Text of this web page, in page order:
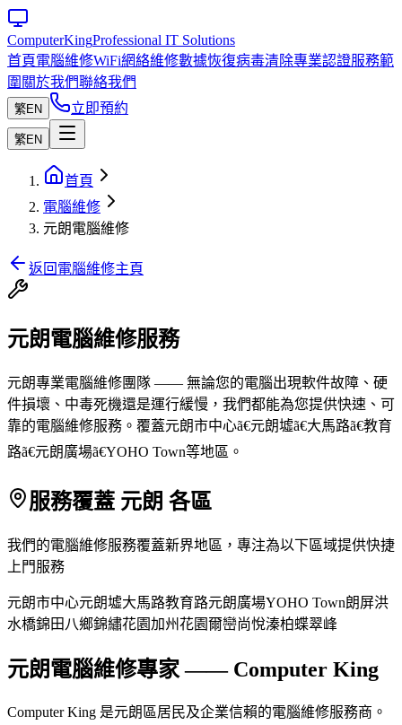
ComputerKingProfessional IT Solutions
首頁電腦維修WiFi網絡維修數據恢復病毒清除專業認證服務範
圍 關於我們聯絡我們
繁EN 立即預約
繁EN
首頁
電腦維修
元朗電腦維修
返回電腦維修主頁
元朗電腦維修服務
元朗專業電腦維修團隊 —— 無論您的電腦出現軟件故障、硬
件損壞、中毒死機還是運行緩慢，我們都能為您提供快速、可
靠的電腦維修服務。覆蓋元朗市中心ã€元朗墟ã€大馬路ã€教育
路ã€元朗廣場ã€YOHO Town等地區。
服務覆蓋 元朗 各區
我們的電腦維修服務覆蓋新界地區，專注為以下區域提供快捷
上門服務
元朗市中心元朗墟大馬路教育路元朗廣場YOHO Town朗屏洪
水橋錦田 八鄉錦繡花園加州花園爾巒尚悅溱柏蝶翠峰
元朗電腦維修專家 —— Computer King
Computer King 是元朗區居民及企業信賴的電腦維修服務商。